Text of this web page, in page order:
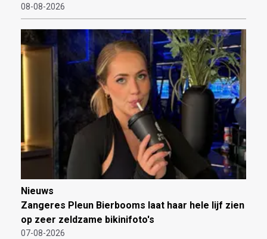
08-08-2026
Nieuws
Zangeres Pleun Bierbooms laat haar hele lijf zien
op zeer zeldzame bikinifoto's
07-08-2026